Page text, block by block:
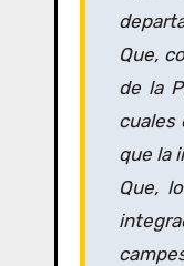
Que,
de la
cuales
que la
Que,